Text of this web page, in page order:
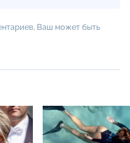
Ваш может быть